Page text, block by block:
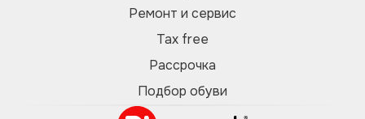
Ремонт и сервис
Tax free
Рассрочка
Подбор обуви